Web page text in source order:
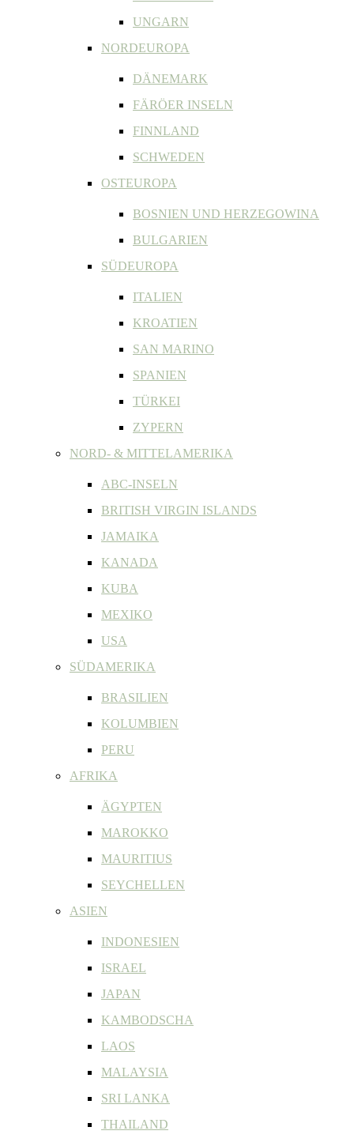
UNGARN
NORDEUROPA
DÄNEMARK
FÄRÖER INSELN
FINNLAND
SCHWEDEN
OSTEUROPA
BOSNIEN UND HERZEGOWINA
BULGARIEN
SÜDEUROPA
ITALIEN
KROATIEN
SAN MARINO
SPANIEN
TÜRKEI
ZYPERN
NORD- & MITTELAMERIKA
ABC-INSELN
BRITISH VIRGIN ISLANDS
JAMAIKA
KANADA
KUBA
MEXIKO
USA
SÜDAMERIKA
BRASILIEN
KOLUMBIEN
PERU
AFRIKA
ÄGYPTEN
MAROKKO
MAURITIUS
SEYCHELLEN
ASIEN
INDONESIEN
ISRAEL
JAPAN
KAMBODSCHA
LAOS
MALAYSIA
SRI LANKA
THAILAND